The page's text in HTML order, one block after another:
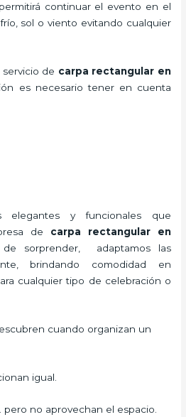
continuar el evento en el
sol o viento evitando cualquier
de carpa rectangular en
es necesario tener en cuenta
elegantes y funcionales que
de carpa rectangularen
sorprender, adaptamos las
brindando comodidad en
cualquier tipo de celebración o
cuando organizan un
igual.
no aprovechan el espacio.